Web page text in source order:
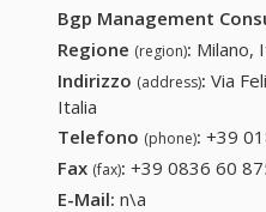
Bgp Management
Regione (region): Milano,
Indirizzo (address): Via
Italia
Telefono (phone): +39
Fax (fax): +39 0836 60
E-Mail: n\a